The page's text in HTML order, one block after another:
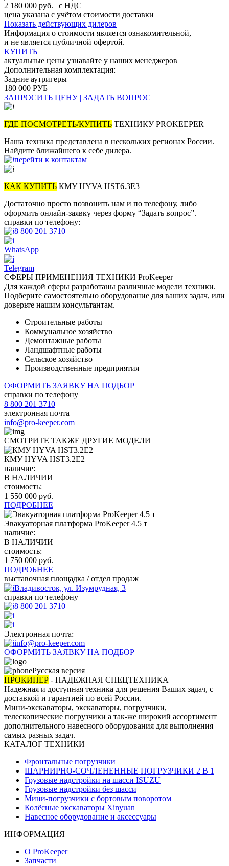
2 180 000 руб. | с НДС
цена указана с учётом стоимости доставки
Показать действующих дилеров
Информация о стоимости является ознакомительной,
и не является публичной офертой.
КУПИТЬ
актуальные цены узнавайте у наших менеджеров
Дополнительная комплектация:
Задние аутригеры
180 000 РУБ
ЗАПРОСИТЬ ЦЕНУ | ЗАДАТЬ ВОПРОС
ГДЕ ПОСМОТРЕТЬ/КУПИТЬ ТЕХНИКУ PROKEEPER
Наша техника представлена в нескольких регионах России.
Найдите ближайшего к себе дилера.
перейти к контактам
КАК КУПИТЬ КМУ HYVA HST6.3E3
Достаточно просто позвонить нам и по телефону, либо
оформить онлайн-заявку через форму “Задать вопрос”.
справки по телефону:
8 800 201 3710
WhatsApp
Telegram
СФЕРЫ ПРИМЕНЕНИЯ ТЕХНИКИ ProKeeper
Для каждой сферы разработаны различные модели техники.
Подберите самостоятельно оборудование для ваших задач, или
доверьте нашим консультантам.
Строительные работы
Коммунальное хозяйство
Демонтажные работы
Ландшафтные работы
Сельское хозяйство
Производственные предприятия
ОФОРМИТЬ ЗАЯВКУ НА ПОДБОР
справки по телефону
8 800 201 3710
электронная почта
info@pro-keeper.com
СМОТРИТЕ ТАКЖЕ ДРУГИЕ МОДЕЛИ
КМУ HYVA HST3.2E2
наличие:
В НАЛИЧИИ
стоимость:
1 550 000 руб.
ПОДРОБНЕЕ
Эвакуаторная платформа ProKeeper 4.5 т
наличие:
В НАЛИЧИИ
стоимость:
1 750 000 руб.
ПОДРОБНЕЕ
выставочная площадка / отдел продаж
Владивосток, ул. Изумрудная, 3
справки по телефону
8 800 201 3710
Электронная почта:
info@pro-keeper.com
ОФОРМИТЬ ЗАЯВКУ НА ПОДБОР
Русская версия
ПРОКИПЕР - НАДЕЖНАЯ СПЕЦТЕХНИКА
Надежная и доступная техника для решения Ваших задач, с
доставкой и гарантией по всей России.
Мини-экскаваторы, экскаваторы, погрузчики,
телескопические погрузчики а так-же широкий ассортимент
дополнительного навесного оборудования для выполнения
самых разных задач.
КАТАЛОГ ТЕХНИКИ
Фронтальные погрузчики
ШАРНИРНО-СОЧЛЕНЕННЫЕ ПОГРУЗЧИКИ 2 В 1
Грузовые надстройки на шасси ISUZU
Грузовые надстройки без шасси
Мини-погрузчики с бортовым поворотом
Колёсные экскаваторы Xinyuan
Навесное оборудование и аксессуары
ИНФОРМАЦИЯ
О ProKeeper
Запчасти